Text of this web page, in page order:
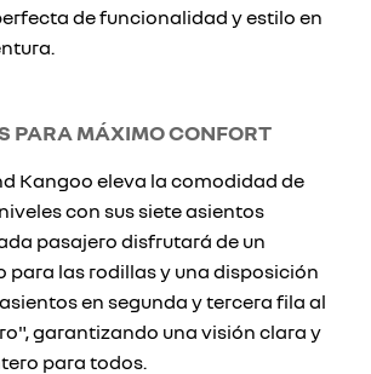
de funcionalidad y estilo en
PARA MÁXIMO CONFORT
Kangoo eleva la comodidad de
con sus siete asientos
pasajero disfrutará de un
para las rodillas y una disposición
en segunda y tercera fila al
garantizando una visión clara y
para todos.